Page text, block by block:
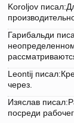
Koroljov
Гарибальди
Leontij
через.
Изяслав
посреди